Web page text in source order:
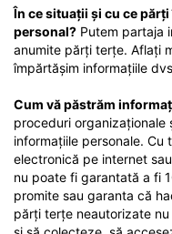
În ce situații și cu ce
personal? Putem partaja
anumite părți terțe. Aflați
împărtășim informațiile
Cum vă păstrăm
proceduri organizaționale
informațiile personale. Cu
electronică pe internet
nu poate fi garantată a fi
promite sau garanta că
părți terțe neautorizate